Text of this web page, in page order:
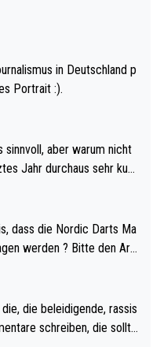
in Deutschland p
Portrait :).
sinnvoll, aber warum nicht
Qualifikation des Weltmei
war bei Archie Self letzt
Weltmeister durch
Mitchel sich das (in Ve
die PDC-WM als Zi
werden ? Bitte den Arti
die beleidigende, rassis
schreiben, die sollte